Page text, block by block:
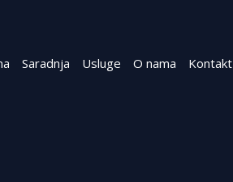
Saradnja Usluge O nama Kontakt